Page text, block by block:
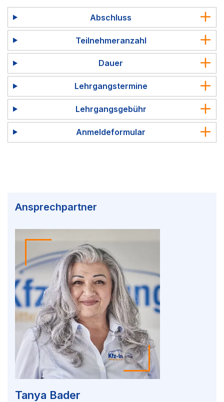
Abschluss
Teilnehmeranzahl
Dauer
Lehrgangstermine
Lehrgangsgebühr
Anmeldeformular
Ansprechpartner
Tanya Bader